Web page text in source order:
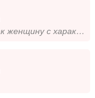
Меня часто описывают как женщину с характером. Я люблю быть уверенной в своих решениях и не боюсь говорить то, что думаю...